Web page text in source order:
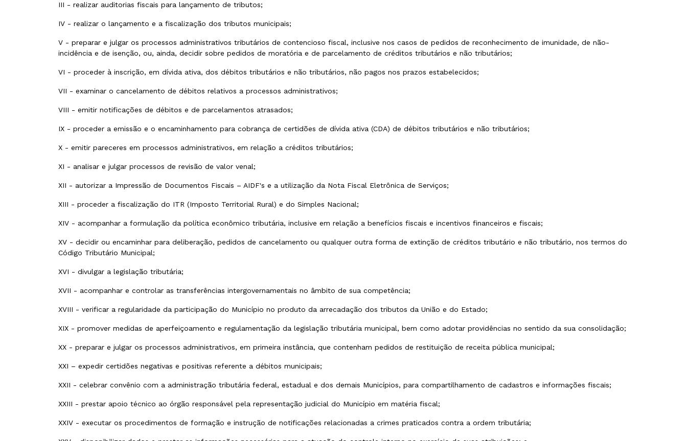
III - realizar auditorias fiscais para lançamento de tributos;
IV - realizar o lançamento e a fiscalização dos tributos municipais;
V - preparar e julgar os processos administrativos tributários de contencioso fiscal, inclusive nos casos de pedidos de reconhecimento de imunidade, de não-
incidência e de isenção, ou, ainda, decidir sobre pedidos de moratória e de parcelamento de créditos tributários e não tributários;
VI - proceder à inscrição, em dívida ativa, dos débitos tributários e não tributários, não pagos nos prazos estabelecidos;
VII - examinar o cancelamento de débitos relativos a processos administrativos;
VIII - emitir notificações de débitos e de parcelamentos atrasados;
IX - proceder a emissão e o encaminhamento para cobrança de certidões de dívida ativa (CDA) de débitos tributários e não tributários;
X - emitir pareceres em processos administrativos, em relação a créditos tributários;
XI - analisar e julgar processos de revisão de valor venal;
XII - autorizar a Impressão de Documentos Fiscais – AIDF's e a utilização da Nota Fiscal Eletrônica de Serviços;
XIII - proceder a fiscalização do ITR (Imposto Territorial Rural) e do Simples Nacional;
XIV - acompanhar a formulação da política econômico tributária, inclusive em relação a benefícios fiscais e incentivos financeiros e fiscais;
XV - decidir ou encaminhar para deliberação, pedidos de cancelamento ou qualquer outra forma de extinção de créditos tributário e não tributário, nos termos do
Código Tributário Municipal;
XVI - divulgar a legislação tributária;
XVII - acompanhar e controlar as transferências intergovernamentais no âmbito de sua competência;
XVIII - verificar a regularidade da participação do Município no produto da arrecadação dos tributos da União e do Estado;
XIX - promover medidas de aperfeiçoamento e regulamentação da legislação tributária municipal, bem como adotar providências no sentido da sua consolidação;
XX - preparar e julgar os processos administrativos, em primeira instância, que contenham pedidos de restituição de receita pública municipal;
XXI – expedir certidões negativas e positivas referente a débitos municipais;
XXII - celebrar convênio com a administração tributária federal, estadual e dos demais Municípios, para compartilhamento de cadastros e informações fiscais;
XXIII - prestar apoio técnico ao órgão responsável pela representação judicial do Município em matéria fiscal;
XXIV - executar os procedimentos de formação e instrução de notificações relacionadas a crimes praticados contra a ordem tributária;